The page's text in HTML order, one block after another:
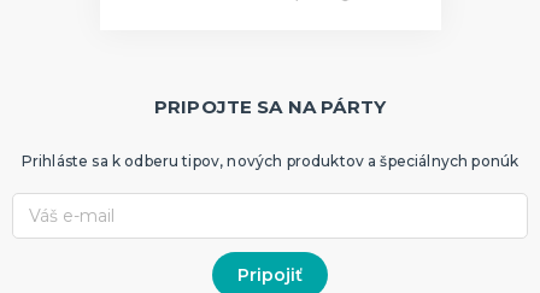
PRIPOJTE SA NA PÁRTY
Prihláste sa k odberu tipov, nových produktov a špeciálnych ponúk